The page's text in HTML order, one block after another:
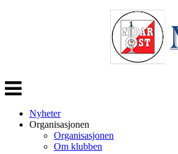
Veksle
navigasjon
Nyheter
Organisasjonen
Organisasjonen
Om klubben